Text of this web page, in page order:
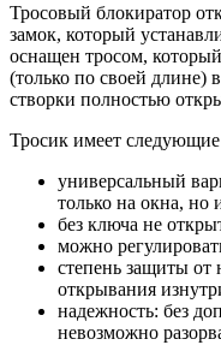
Тросовый блокиратор
замок, который
оснащен тросом,
(только по своей длине)
створки полностью
Тросик имеет
универсальный
только на окна, но
без ключа не
можно
степень защиты от
открывания
надежность: без
невозможно